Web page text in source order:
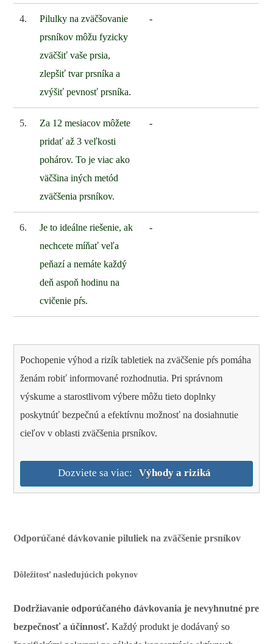
4.
Pilulky na zväčšovanie
prsníkov môžu fyzicky
zväčšiť vaše prsia,
zlepšiť tvar prsníka a
zvýšiť pevnosť prsníka.
-
5.
Za 12 mesiacov môžete
pridať až 3 veľkosti
pohárov. To je viac ako
väčšina iných metód
zväčšenia prsníkov.
-
6.
Je to ideálne riešenie, ak
nechcete míňať veľa
peňazí a nemáte každý
deň aspoň hodinu na
cvičenie pŕs.
-
Pochopenie výhod a rizík tabletiek na zväčšenie pŕs pomáha
ženám robiť informované rozhodnutia. Pri správnom
výskume a starostlivom výbere môžu tieto doplnky
poskytnúť bezpečnú a efektívnu možnosť na dosiahnutie
cieľov v oblasti zväčšenia prsníkov.
Dozviete sa viac: Výhody a riziká
Odporúčané dávkovanie piluliek na zväčšenie prsníkov
Dôležitosť nasledujúcich pokynov
Dodržiavanie odporúčaného dávkovania je nevyhnutné pre
bezpečnosť a účinnosť. Každý produkt je dodávaný so